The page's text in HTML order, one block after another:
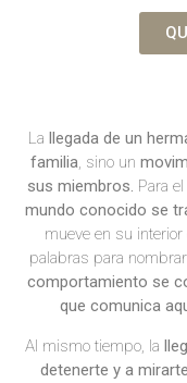
La llegada de un
familia, sino un
sus miembros. Para
mundo conocido se
mueve en su interior
palabras para
comportamiento se
que comunica
Al mismo tiempo, la
detenerte y a